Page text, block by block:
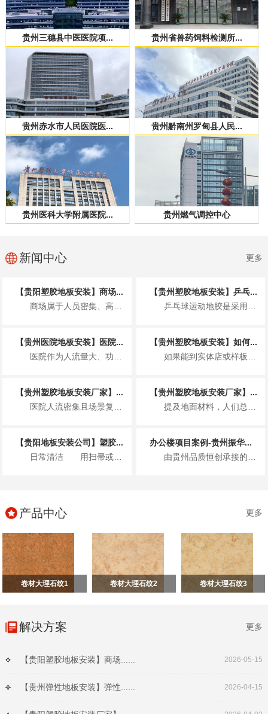
贵州三穗县中医医院项... 贵州省兽药饲料检测所...
贵州赤水市人民医院医... 贵州黔南州罗甸县人民...
贵州医科大学附属医院... 贵州燃气调控中心
新闻中心 更多
【贵阳塑胶地板安装】商场...
商场属于人员密集、高频使用的公共商业空间，塑胶地板的安装不仅要满足美观整洁的展...
【贵州塑胶地板安装】乒乓...
乒乓球运动地胶是采用聚乙烯材料专门为运动场地开发的一种地板，具体来说就是以聚氯...
【贵州医院地板安装】医院...
医院作为人流量大、功能分区复杂、卫生要求非常高的特殊场所，地板安装并非简单铺装...
【贵州塑胶地板安装】如何...
如果能到实体店或样板间，可通过 2 个小测试快速判断，比看参数更直观： “沾水...
【贵州塑胶地板安装厂家】...
医院人流密集且场景复杂，塑胶地板因适配医疗需求成为主流地面材料，其基本要求围绕...
【贵州塑胶地板安装厂家】...
提及地面材料，人们总在实木与瓷砖间徘徊，却忽略了一款早已完成技术迭代、打破固有...
【贵阳地板安装公司】塑胶...
日常清洁 用扫帚或吸尘器清除表面灰尘...
办公楼项目案例-贵州振华...
由贵州品质恒创承接的贵州振华风光半导体股份有限公司新办公楼项目地面高级弹性地材...
产品中心 更多
卷材大理石纹1 卷材大理石纹2 卷材大理石纹3
解决方案 更多
【贵阳塑胶地板安装】商场...... 2026-05-15
【贵州弹性地板安装】弹性...... 2026-04-15